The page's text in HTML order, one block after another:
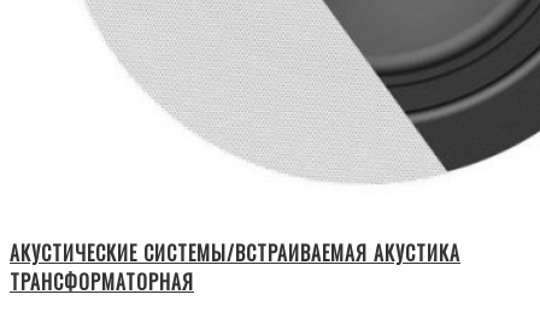
АКУСТИЧЕСКИЕ СИСТЕМЫ/ВСТРАИВАЕМАЯ АКУСТИКА
ТРАНСФОРМАТОРНАЯ